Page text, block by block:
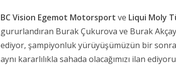
BC Vision Egemot Motorsport ve Liqui Moly
gururlandıran Burak Çukurova ve Burak
ediyor, şampiyonluk yürüyüşümüzün bir
aynı kararlılıkla sahada olacağımızı ilan